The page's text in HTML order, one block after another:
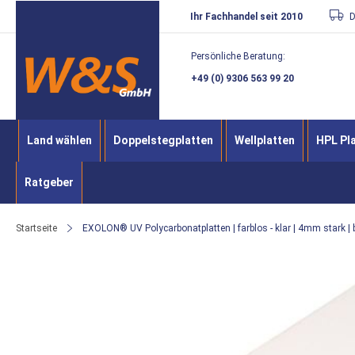
Direkt
zum
Inhalt
Ihr Fachhandel seit 2010
Persönliche Beratung:
+49 (0) 9306 563 99 20
Land wählen Doppelstegplatten Wellplatten HPL
Ratgeber
Startseite EXOLON® UV Polycarbonatplatten | farblos - klar | 4mm stark |